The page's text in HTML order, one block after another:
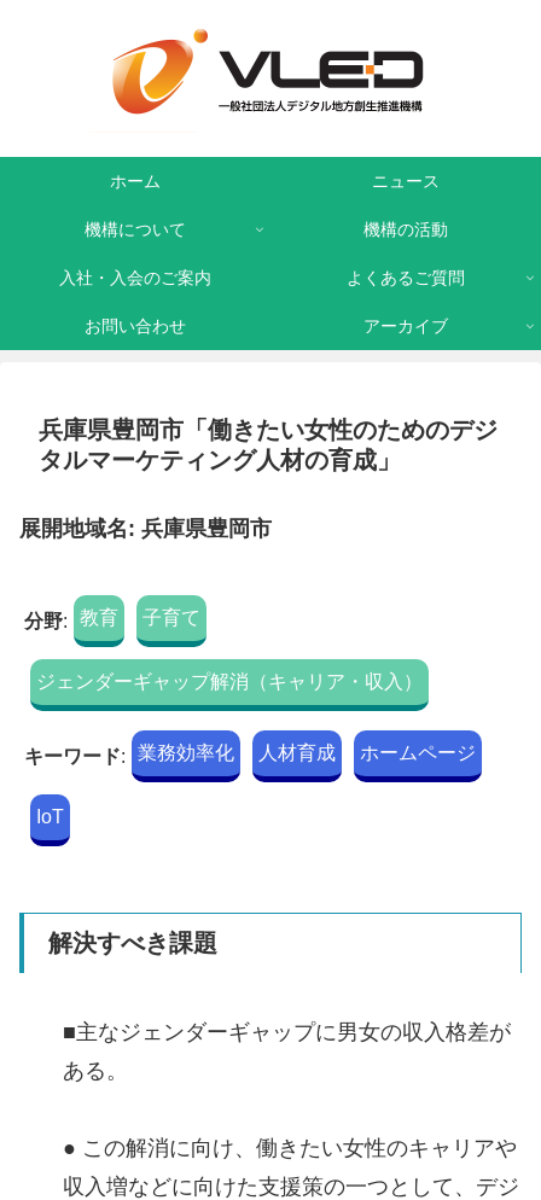
ホーム ニュース
機構について 機構の活動
入社・入会のご案内 よくあるご質問
お問い合わせ アーカイブ
兵庫県豊岡市「働きたい女性のためのデジ
タルマーケティング人材の育成」
展開地域名: 兵庫県豊岡市
分野: 教育 子育て
ジェンダーギャップ解消（キャリア・収入）
キーワード: 業務効率化 人材育成 ホームページ
IoT
解決すべき課題
■主なジェンダーギャップに男女の収入格差が
ある。
● この解消に向け、働きたい女性のキャリアや
収入増などに向けた支援策の一つとして、デジ